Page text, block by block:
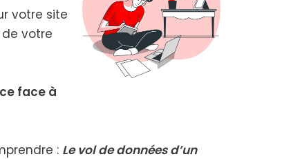
votre site
votre
face à
: Le vol de don­nées d’un